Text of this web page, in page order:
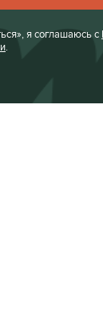
я соглашаюсь с
.